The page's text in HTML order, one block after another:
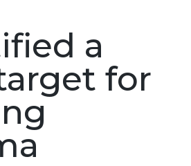
a
for